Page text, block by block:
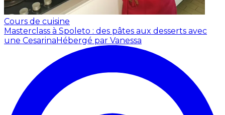
Cours de cuisine
Masterclass à Spoleto : des pâtes aux desserts avec
une CesarinaHébergé par Vanessa